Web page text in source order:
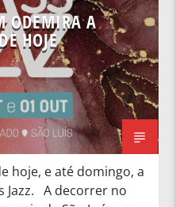
ODEMIRA A
HOJE
hoje, e até domingo, a
Jazz. A decorrer no